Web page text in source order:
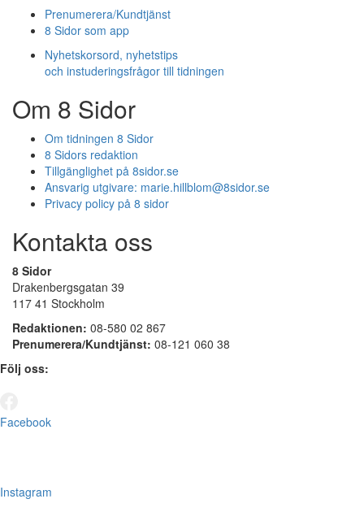
Prenumerera/Kundtjänst
8 Sidor som app
Nyhetskorsord, nyhetstips
och instuderingsfrågor till tidningen
Om 8 Sidor
Om tidningen 8 Sidor
8 Sidors redaktion
Tillgänglighet på 8sidor.se
Ansvarig utgivare: marie.hillblom@8sidor.se
Privacy policy på 8 sidor
Kontakta oss
8 Sidor
Drakenbergsgatan 39
117 41 Stockholm
Redaktionen: 08-580 02 867
Prenumerera/Kundtjänst: 08-121 060 38
Följ oss:
Facebook
Instagram